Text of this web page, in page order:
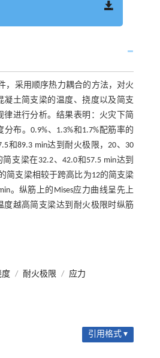
，采用顺序热力耦合的方法，对火
凝土简支梁的温度、挠度以及简支
律进行分析。结果表明：火灾下简
布。0.9%、1.3%和1.7%配筋率的
和89.3 min达到耐火极限，20、30
支梁在32.2、42.0和57.5 min达到
简支梁相较于跨高比为12的简支梁
。纵筋上的Mises应力曲线呈先上
度越高简支梁达到耐火极限时纵筋
度 / 耐火极限 / 应力
引用格式 ▾